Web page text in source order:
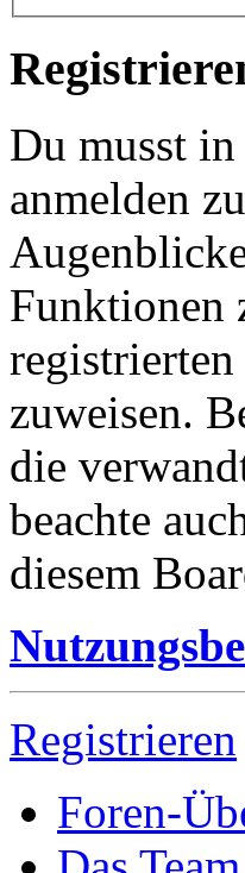
Du musst
anmelden
Funktionen
zuweisen.
die
beachte
diesem
Registrieren
Foren-